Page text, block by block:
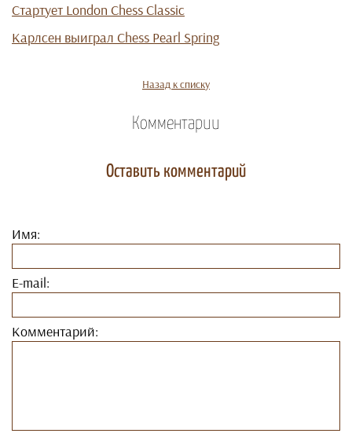
Стартует London Chess Classic
Карлсен выиграл Chess Pearl Spring
Назад к списку
Комментарии
Оставить комментарий
Имя:
E-mail:
Комментарий: